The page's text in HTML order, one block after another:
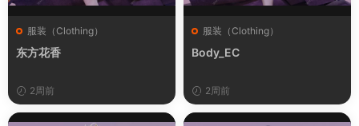
服装（Clothing）
东方花香
2周前
服装（Clothing）
Body_EC
2周前